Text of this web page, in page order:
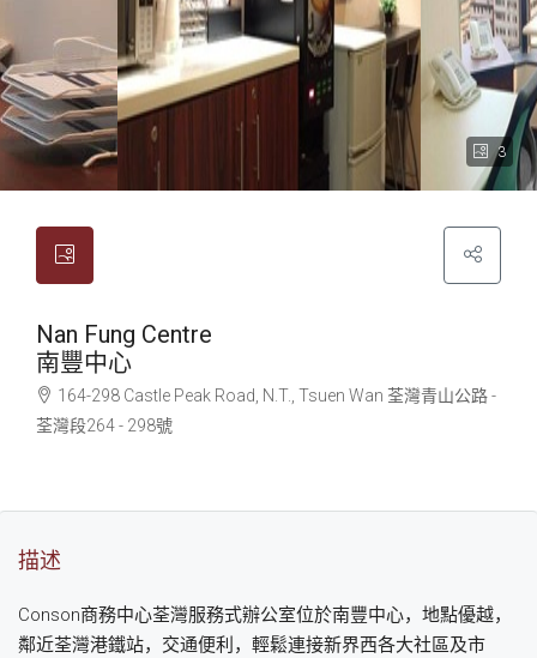
3
Nan Fung Centre
南豐中心
164-298 Castle Peak Road, N.T., Tsuen Wan 荃灣青山公路 -
荃灣段264 - 298號
描述
Conson商務中心荃灣服務式辦公室位於南豐中心，地點優越，
鄰近荃灣港鐵站，交通便利，輕鬆連接新界西各大社區及市